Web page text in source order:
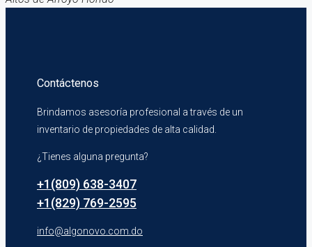
Contáctenos
Brindamos asesoría profesional a través de un
inventario de propiedades de alta calidad.
¿Tienes alguna pregunta?
+1(809) 638-3407
+1(829) 769-2595
info@algonovo.com.do